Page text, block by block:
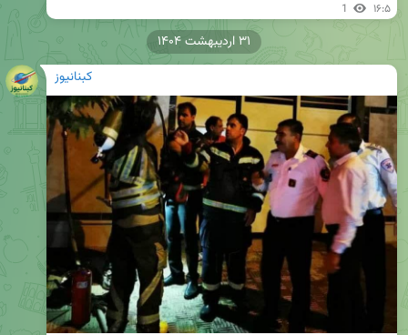
1 ۱۶:۵
کبنانیوز
۳۱ اردیبهشت ۱۴۰۴